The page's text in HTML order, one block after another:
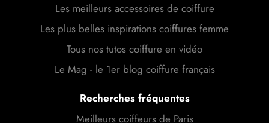
Les meilleurs accessoires de coiffure
Les plus belles inspirations coiffures femme
Tous nos tutos coiffure en vidéo
Le Mag - le 1er blog coiffure français
Recherches fréquentes
Meilleurs coiffeurs de Paris